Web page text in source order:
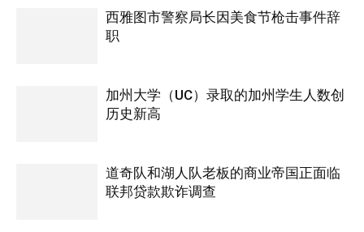
西雅图市警察局长因美食节枪击事件辞
职
加州大学（UC）录取的加州学生人数创
历史新高
道奇队和湖人队老板的商业帝国正面临
联邦贷款欺诈调查